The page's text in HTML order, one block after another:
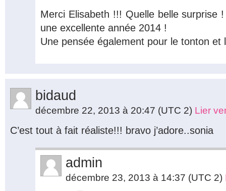
Merci Elisabeth !!! Quelle belle surprise
une excellente année 2014 !
Une pensée également pour le tonton
bidaud
décembre 22, 2013 à 20:47 (UTC 2) Lier
C’est tout à fait réaliste!!! bravo j’adore..sonia
admin
décembre 23, 2013 à 14:37 (UTC 2)